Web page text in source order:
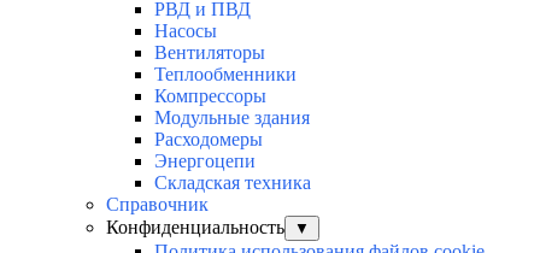
РВД и ПВД
Насосы
Вентиляторы
Теплообменники
Компрессоры
Модульные здания
Расходомеры
Энергоцепи
Складская техника
Справочник
Конфиденциальность
▼